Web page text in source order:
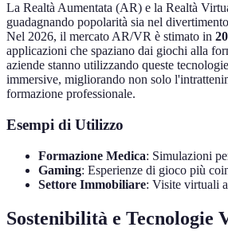
La Realtà Aumentata (AR) e la Realtà
guadagnando popolarità sia nel
Nel 2026, il mercato AR/VR è stimato in
applicazioni che spaziano dai giochi alla
aziende stanno utilizzando queste
immersive, migliorando non solo
formazione professionale.
Esempi di Utilizzo
Formazione Medica: Simulazioni
Gaming: Esperienze di gioco più
Settore Immobiliare: Visite virtuali
Sostenibilità e Tecnologie